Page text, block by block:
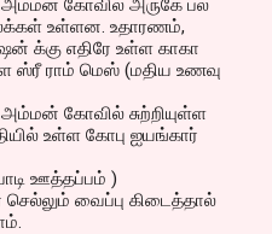
உள்ளன. உதாரணம்,
க்கு எதிரே உள்ள காகா
ஸ்ரீ ராம் மெஸ் (மதிய உணவு
கோவில் சுற்றியுள்ள
உள்ள கோபு ஐயங்கார்
ஊத்தப்பம் )
வைப்பு கிடைத்தால்